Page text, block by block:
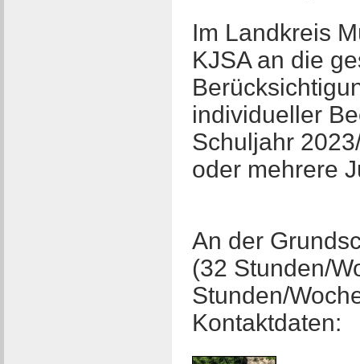
Im Landkreis
KJSA an die
individueller
Schuljahr
oder mehrere
An der
(32 Stunden/
Stunden/
Kontaktdaten: